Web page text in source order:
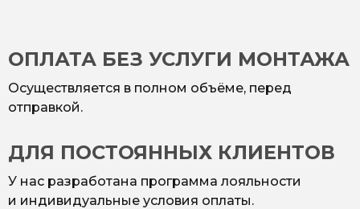
ОПЛАТА БЕЗ УСЛУГИ МОНТАЖА
Осуществляется в полном объёме, перед
отправкой.
ДЛЯ ПОСТОЯННЫХ КЛИЕНТОВ
У нас разработана программа лояльности
и индивидуальные условия оплаты.